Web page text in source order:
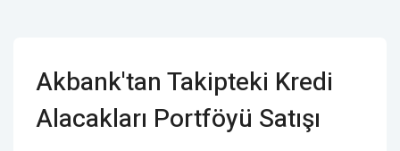
Akbank'tan Takipteki Kredi
Alacakları Portföyü Satışı